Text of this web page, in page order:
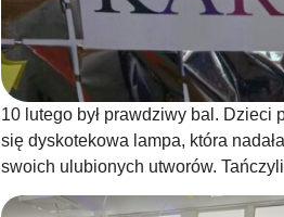
10 lutego był prawdziwy bal. Dzieci
się dyskotekowa lampa, która
swoich ulubionych utworów.